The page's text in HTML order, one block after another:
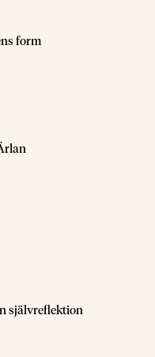
form
självreflektion